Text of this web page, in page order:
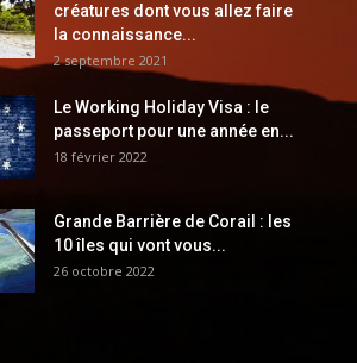
créatures dont vous allez faire
la connaissance...
2 septembre 2021
Le Working Holiday Visa : le
passeport pour une année en...
18 février 2022
Grande Barrière de Corail : les
10 îles qui vont vous...
26 octobre 2022